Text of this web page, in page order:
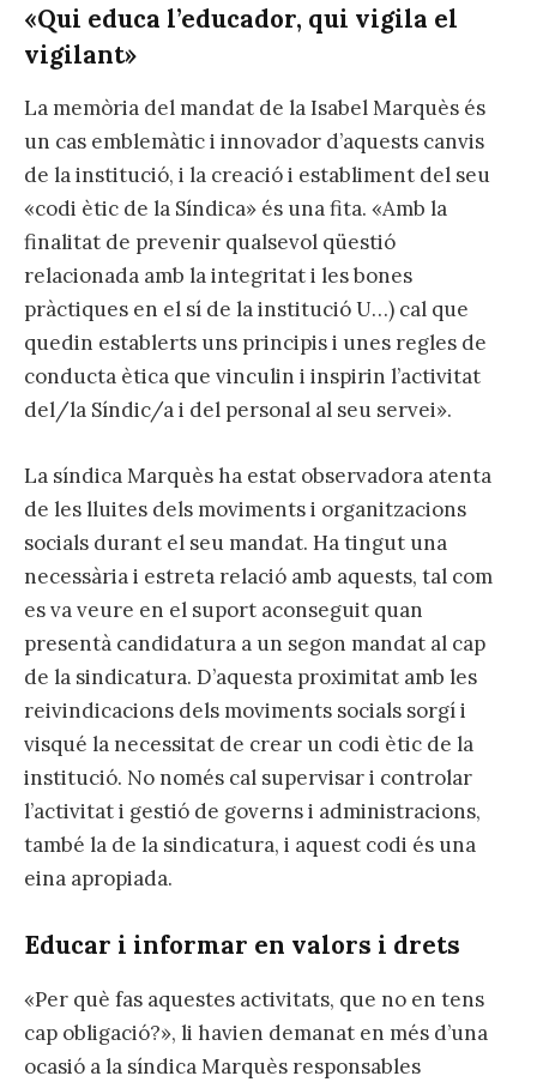
«Qui educa l’educador, qui vigila el
vigilant»
La memòria del mandat de la Isabel Marquès és
un cas emblemàtic i innovador d’aquests canvis
de la institució, i la creació i establiment del seu
«codi ètic de la Síndica» és una fita. «Amb la
finalitat de prevenir qualsevol qüestió
relacionada amb la integritat i les bones
pràctiques en el sí de la institució U…) cal que
quedin establerts uns principis i unes regles de
conducta ètica que vinculin i inspirin l’activitat
del/la Síndic/a i del personal al seu servei».
La síndica Marquès ha estat observadora atenta
de les lluites dels moviments i organitzacions
socials durant el seu mandat. Ha tingut una
necessària i estreta relació amb aquests, tal com
es va veure en el suport aconseguit quan
presentà candidatura a un segon mandat al cap
de la sindicatura. D’aquesta proximitat amb les
reivindicacions dels moviments socials sorgí i
visqué la necessitat de crear un codi ètic de la
institució. No només cal supervisar i controlar
l’activitat i gestió de governs i administracions,
també la de la sindicatura, i aquest codi és una
eina apropiada.
Educar i informar en valors i drets
«Per què fas aquestes activitats, que no en tens
cap obligació?», li havien demanat en més d’una
ocasió a la síndica Marquès responsables